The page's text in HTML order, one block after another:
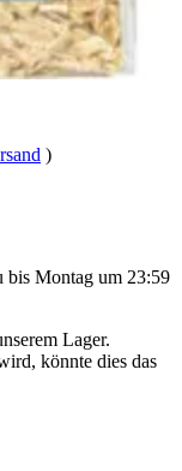
)
bis Montag um 23:59
Lager.
könnte dies das